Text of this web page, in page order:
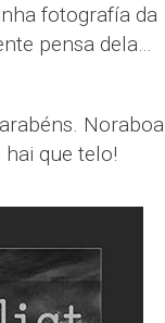
fotografía da
pensa dela…
Noraboa
que telo!